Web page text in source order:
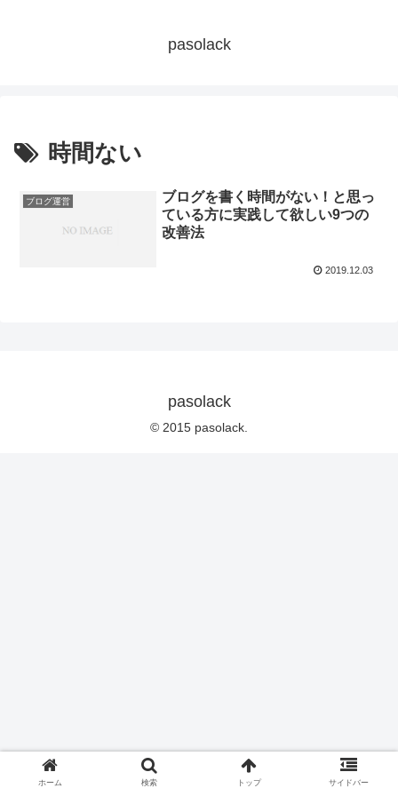
pasolack
時間ない
ブログ運営
ブログを書く時間がない！と思っ
ている方に実践して欲しい9つの
改善法
2019.12.03
pasolack
© 2015 pasolack.
ホーム 検索 トップ サイドバー